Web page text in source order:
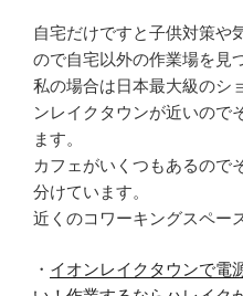
自宅だけですと子供対策や
ので自宅以外の作業場を見
私の場合は日本最大級のシ
ンレイクタウンが近いので
ます。
カフェがいくつもあるので
分けています。
近くのコワーキングスペー
・ イオンレイクタウンで電